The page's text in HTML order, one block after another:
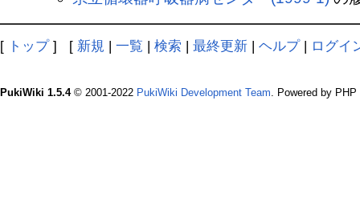
[ トップ] [ 新規 | 一覧 | 検索 | 最終更新 | ヘルプ| ログイ
PukiWiki 1.5.4© 2001-2022 PukiWiki Development Team . Powered by